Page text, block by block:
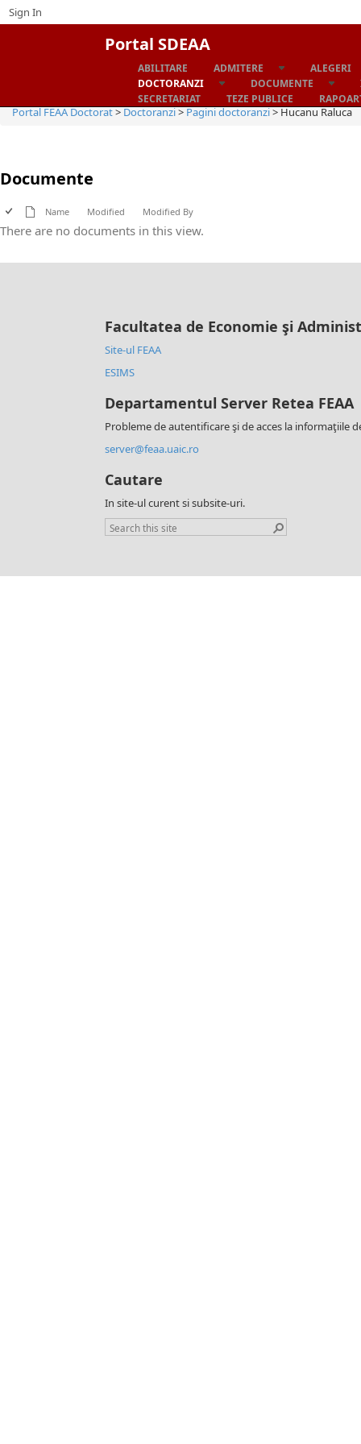
Sign In
Portal SDEAA
ABILITARE ADMITERE
ALEGERI
DOCTORANZI
DOCUMENTE
SECRETARIAT
TEZE PUBLICE
Home
Portal FEAA Doctorat>Doctoranzi>Pagini doctoranzi>Hucanu Raluca
Documente
Name Modified Modified By
There are no documents in this view.
Facultatea de Economie şi
Site-ul FEAA
ESIMS
Departamentul Server Retea FEAA
Probleme de autentificare şi de acces la informaţiile
server@feaa.uaic.ro
Cautare
In site-ul curent si subsite-uri.